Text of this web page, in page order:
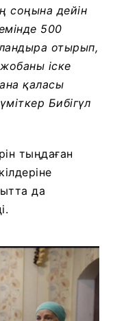
соңына дейін
500
отырып,
іске
қаласы
Бибігүл
тыңдаған
да